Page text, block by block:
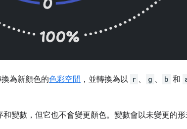
為新顏色的色彩空間 ，並轉換為以 r 、 g 、 b 和
變數，但它也不會變更顏色。變數會以未變更的形